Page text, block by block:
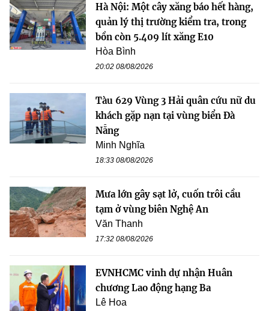
Hà Nội: Một cây xăng báo hết hàng,
quản lý thị trường kiểm tra, trong
bồn còn 5.409 lít xăng E10
Hòa Bình
20:02 08/08/2026
Tàu 629 Vùng 3 Hải quân cứu nữ du
khách gặp nạn tại vùng biển Đà
Nẵng
Minh Nghĩa
18:33 08/08/2026
Mưa lớn gây sạt lở, cuốn trôi cầu
tạm ở vùng biên Nghệ An
Văn Thanh
17:32 08/08/2026
EVNHCMC vinh dự nhận Huân
chương Lao động hạng Ba
Lê Hoa